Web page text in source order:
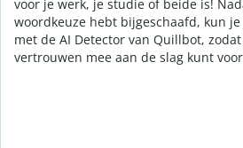
voor je werk, je studie of beide is!
woordkeuze hebt bijgeschaafd, kun
met de AI Detector van Quillbot,
vertrouwen mee aan de slag kunt